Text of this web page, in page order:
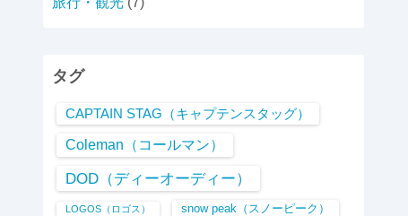
タグ
CAPTAIN STAG（キャプテンスタッグ）
Coleman（コールマン）
DOD（ディーオーディー）
LOGOS（ロゴス） snow peak（スノーピーク）